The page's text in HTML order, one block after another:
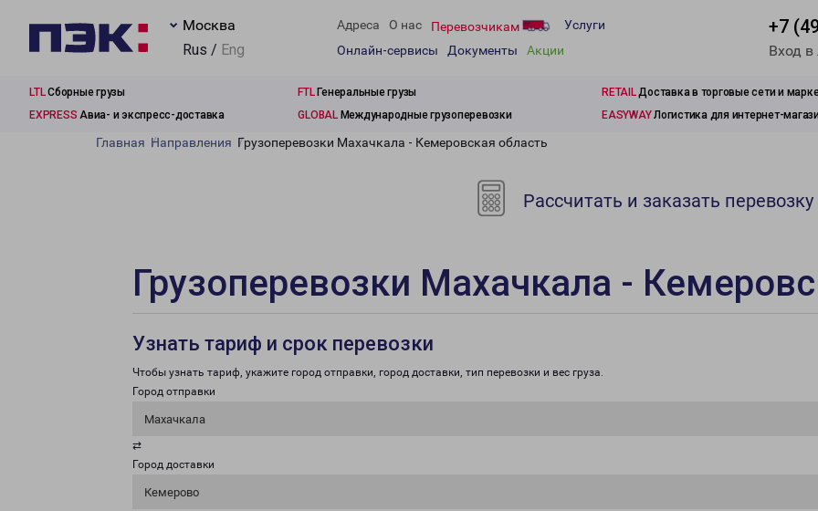
Москва
Rus / Eng
Адреса О нас Перевозчикам
Услуги
Онлайн-сервисы
Документы Акции
+7
Вход
LTLСборные грузы FTLГенеральные грузы RETAILДоставка в торговые сети и
EXPRESS Авиа- и экспресс-доставка GLOBALМеждународные грузоперевозки EASYWAYЛогистика для интернет-
Главная Направления Грузоперевозки Махачкала - Кемеровская область
Рассчитать и заказать перевозку
Грузоперевозки Махачкала -
Узнать тариф и срок перевозки
Чтобы узнать тариф, укажите город отправки, город доставки, тип перевозки и вес груза.
Город отправки
Махачкала
⇄
Город доставки
Кемерово